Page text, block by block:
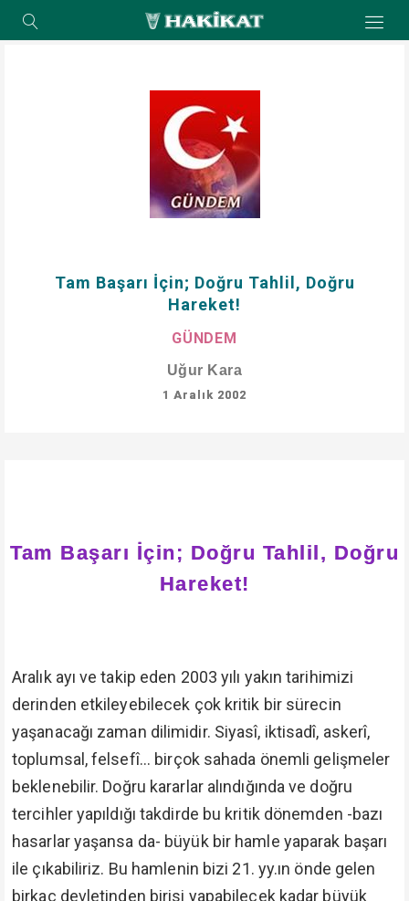
Tam Başarı İçin; Doğru Tahlil, Doğru
Hareket!
GÜNDEM
Uğur Kara
1 Aralık 2002
Tam Başarı İçin; Doğru Tahlil, Doğru
Hareket!
Aralık ayı ve takip eden 2003 yılı yakın tarihimizi
derinden etkileyebilecek çok kritik bir sürecin
yaşanacağı zaman dilimidir. Siyasî, iktisadî, askerî,
toplumsal, felsefî... birçok sahada önemli gelişmeler
beklenebilir. Doğru kararlar alındığında ve doğru
tercihler yapıldığı takdirde bu kritik dönemden -bazı
hasarlar yaşansa da- büyük bir hamle yaparak başarı
ile çıkabiliriz. Bu hamlenin bizi 21. yy.ın önde gelen
birkaç devletinden birisi yapabilecek kadar büyük